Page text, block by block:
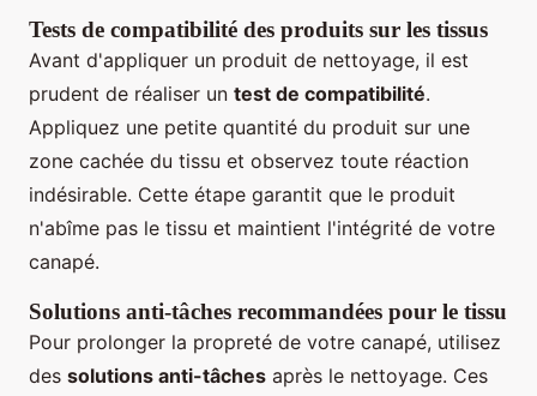
Tests de compatibilité des produits sur les tissus
Avant d'appliquer un produit de nettoyage, il est
prudent de réaliser un test de compatibilité.
Appliquez une petite quantité du produit sur une
zone cachée du tissu et observez toute réaction
indésirable. Cette étape garantit que le produit
n'abîme pas le tissu et maintient l'intégrité de votre
canapé.
Solutions anti-tâches recommandées pour le tissu
Pour prolonger la propreté de votre canapé, utilisez
des solutions anti-tâches après le nettoyage. Ces